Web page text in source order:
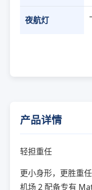
夜航灯
产品详情
轻担重任
更小身形，更胜重
机场 2 配备专有